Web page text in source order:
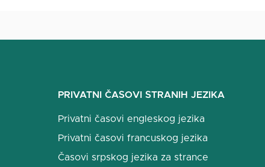
PRIVATNI ČASOVI STRANIH JEZIKA
Privatni časovi engleskog jezika
Privatni časovi francuskog jezika
Časovi srpskog jezika za strance